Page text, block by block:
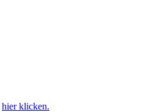
hier klicken.